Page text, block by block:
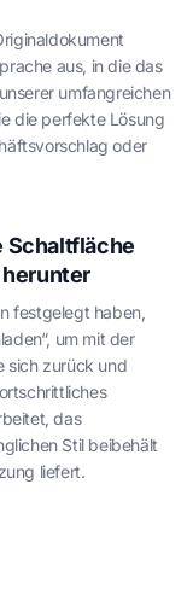
aus, in die das
umfangreichen
die perfekte Lösung
oder
Schaltfläche
herunter
festgelegt haben,
um mit der
sich zurück und
das
Stil beibehält
liefert.